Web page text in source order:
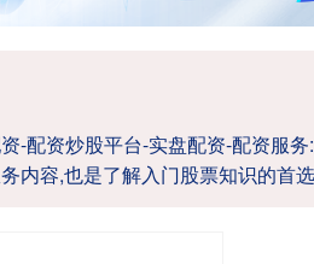
-配资炒股平台-实盘配资-配资服
内容,也是了解入门股票知识的首